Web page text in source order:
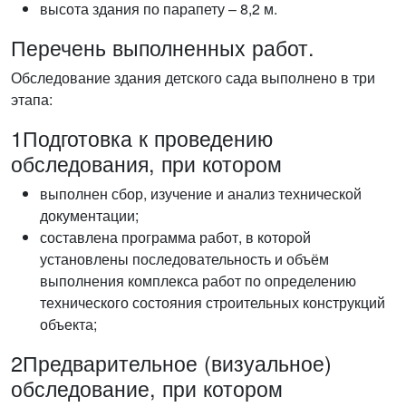
высота здания по парапету – 8,2 м.
Перечень выполненных работ.
Обследование здания детского сада выполнено в три
этапа:
1Подготовка к проведению
обследования, при котором
выполнен сбор, изучение и анализ технической
документации;
составлена программа работ, в которой
установлены последовательность и объём
выполнения комплекса работ по определению
технического состояния строительных конструкций
объекта;
2Предварительное (визуальное)
обследование, при котором